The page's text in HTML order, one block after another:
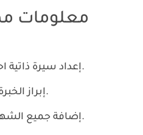
معلومات
إعداد سيرة ذاتية احترافية باللغة الإنجليزية.
إبراز الخبرة في قطاع النفط والغاز.
إضافة جميع الشهادات المهنية المعتمدة.